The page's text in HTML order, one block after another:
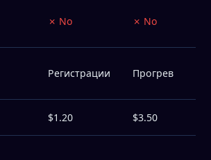
✗ No ✗ No
Регистрации Прогрев
$1.20 $3.50